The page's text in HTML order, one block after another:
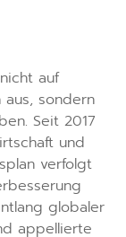
auf
sondern
Seit 2017
und
verfolgt
globaler
appellierte